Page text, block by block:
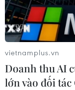
vietnamplus.vn
Doanh thu AI
lớn vào đối tác